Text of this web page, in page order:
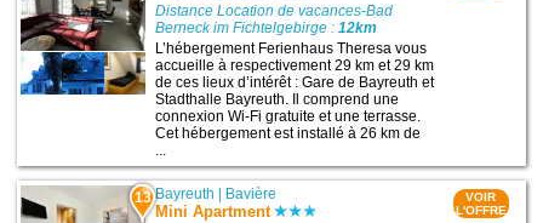
Distance Location de vacances-Bad
Berneck im Fichtelgebirge :12km
L’hébergement Ferienhaus Theresa vous
accueille à respectivement 29 km et 29 km
de ces lieux d’intérêt : Gare de Bayreuth et
Stadthalle Bayreuth. Il comprend une
connexion Wi-Fi gratuite et une terrasse.
Cet hébergement est installé à 26 km de
...
13 Bayreuth Bavière
Mini Apartment
VOIR
L'OFFRE